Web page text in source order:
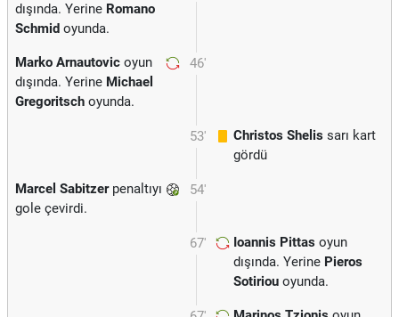
dışında. Yerine Romano
Schmid oyunda.
46'
Marko Arnautovic oyun
dışında. Yerine Michael
Gregoritsch oyunda.
53' Christos Shelis sarı kart
gördü
54'
Marcel Sabitzerpenaltıyı
gole çevirdi.
67' Ioannis Pittas oyun
dışında. Yerine Pieros
Sotiriou oyunda.